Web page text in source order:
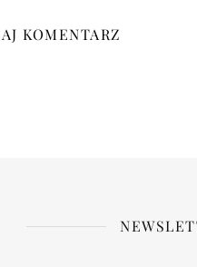
KOMENTARZ